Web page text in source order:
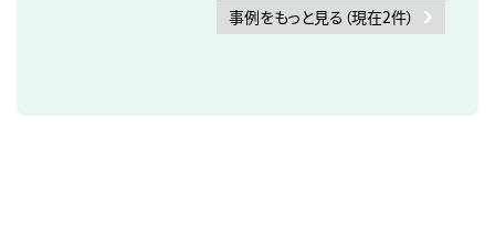
事例をもっと見る（現在2件）